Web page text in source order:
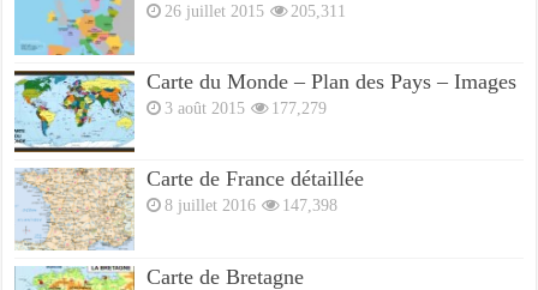
26 juillet 2015 205,311
Carte du Monde – Plan des Pays – Images
3 août 2015 177,279
Carte de France détaillée
8 juillet 2016 147,398
Carte de Bretagne